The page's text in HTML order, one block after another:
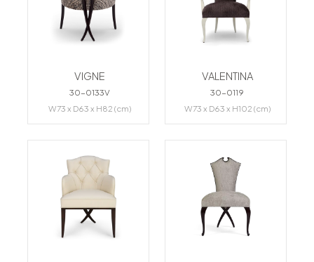
VIGNE
30-0133V
W73 x D63 x H82 (cm)
VALENTINA
30-0119
W73 x D63 x H102 (cm)